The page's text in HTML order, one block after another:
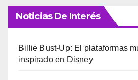
Noticias De Interés
Billie Bust-Up: El plataformas
inspirado en Disney